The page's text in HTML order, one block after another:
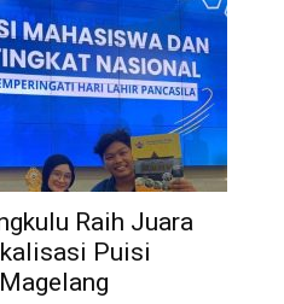
Raih Juara
Puisi